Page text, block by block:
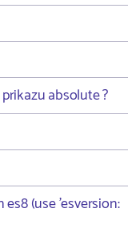
absolute ?
(use 'esversion: